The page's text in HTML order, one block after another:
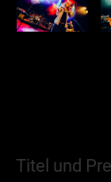
Titel und